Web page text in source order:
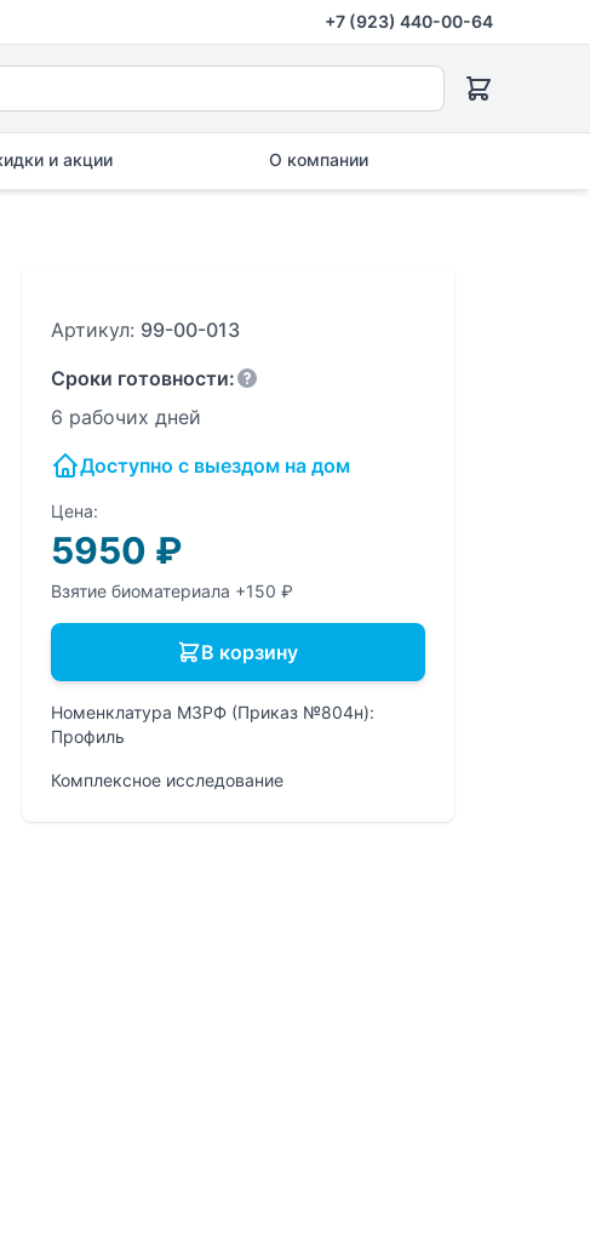
+7 (923) 440-00-64
и акции О компании
Артикул: 99-00-013
Сроки готовности:
6 рабочих дней
Доступно с выездом на дом
Цена:
5950 ₽
Взятие биоматериала +150 ₽
В корзину
Номенклатура МЗРФ (Приказ №804н):
Профиль
Комплексное исследование